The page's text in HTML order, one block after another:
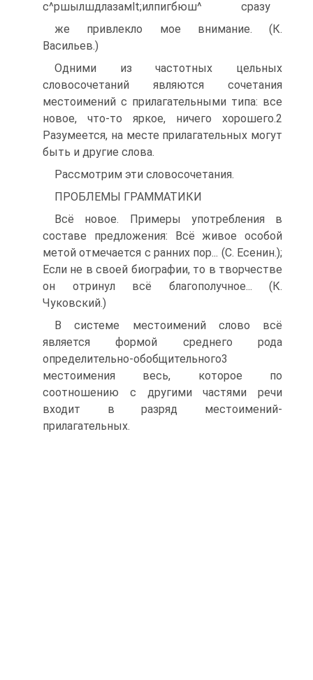
с^ршылшдлазамlt;илпигбюш^ сразу
же привлекло мое внимание. (К.
Васильев.)
Одними из частотных цельных
словосочетаний являются сочетания
местоимений с прилагательными типа: все
новое, что-то яркое, ничего хорошего.2
Разумеется, на месте прилагательных могут
быть и другие слова.
Рассмотрим эти словосочетания.
ПРОБЛЕМЫ ГРАММАТИКИ
Всё новое. Примеры употребления в
составе предложения: Всё живое особой
метой отмечается с ранних пор... (С. Есенин.);
Если не в своей биографии, то в творчестве
он отринул всё благополучное... (К.
Чуковский.)
В системе местоимений слово всё
является формой среднего рода
определительно-обобщительного3
местоимения весь, которое по
соотношению с другими частями речи
входит в разряд местоимений-
прилагательных.